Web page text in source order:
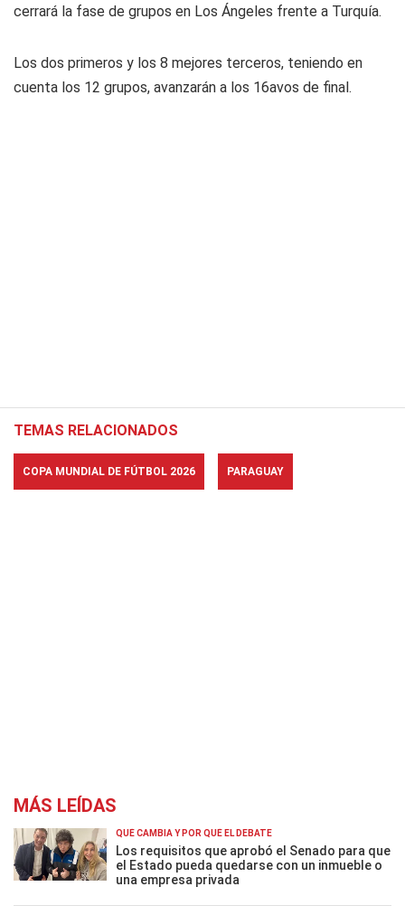
cerrará la fase de grupos en Los Ángeles frente a Turquía.
Los dos primeros y los 8 mejores terceros, teniendo en
cuenta los 12 grupos, avanzarán a los 16avos de final.
TEMAS RELACIONADOS
COPA MUNDIAL DE FÚTBOL 2026 PARAGUAY
MÁS LEÍDAS
QUÉ CAMBIA Y POR QUÉ EL DEBATE
Los requisitos que aprobó el Senado para que
el Estado pueda quedarse con un inmueble o
una empresa privada